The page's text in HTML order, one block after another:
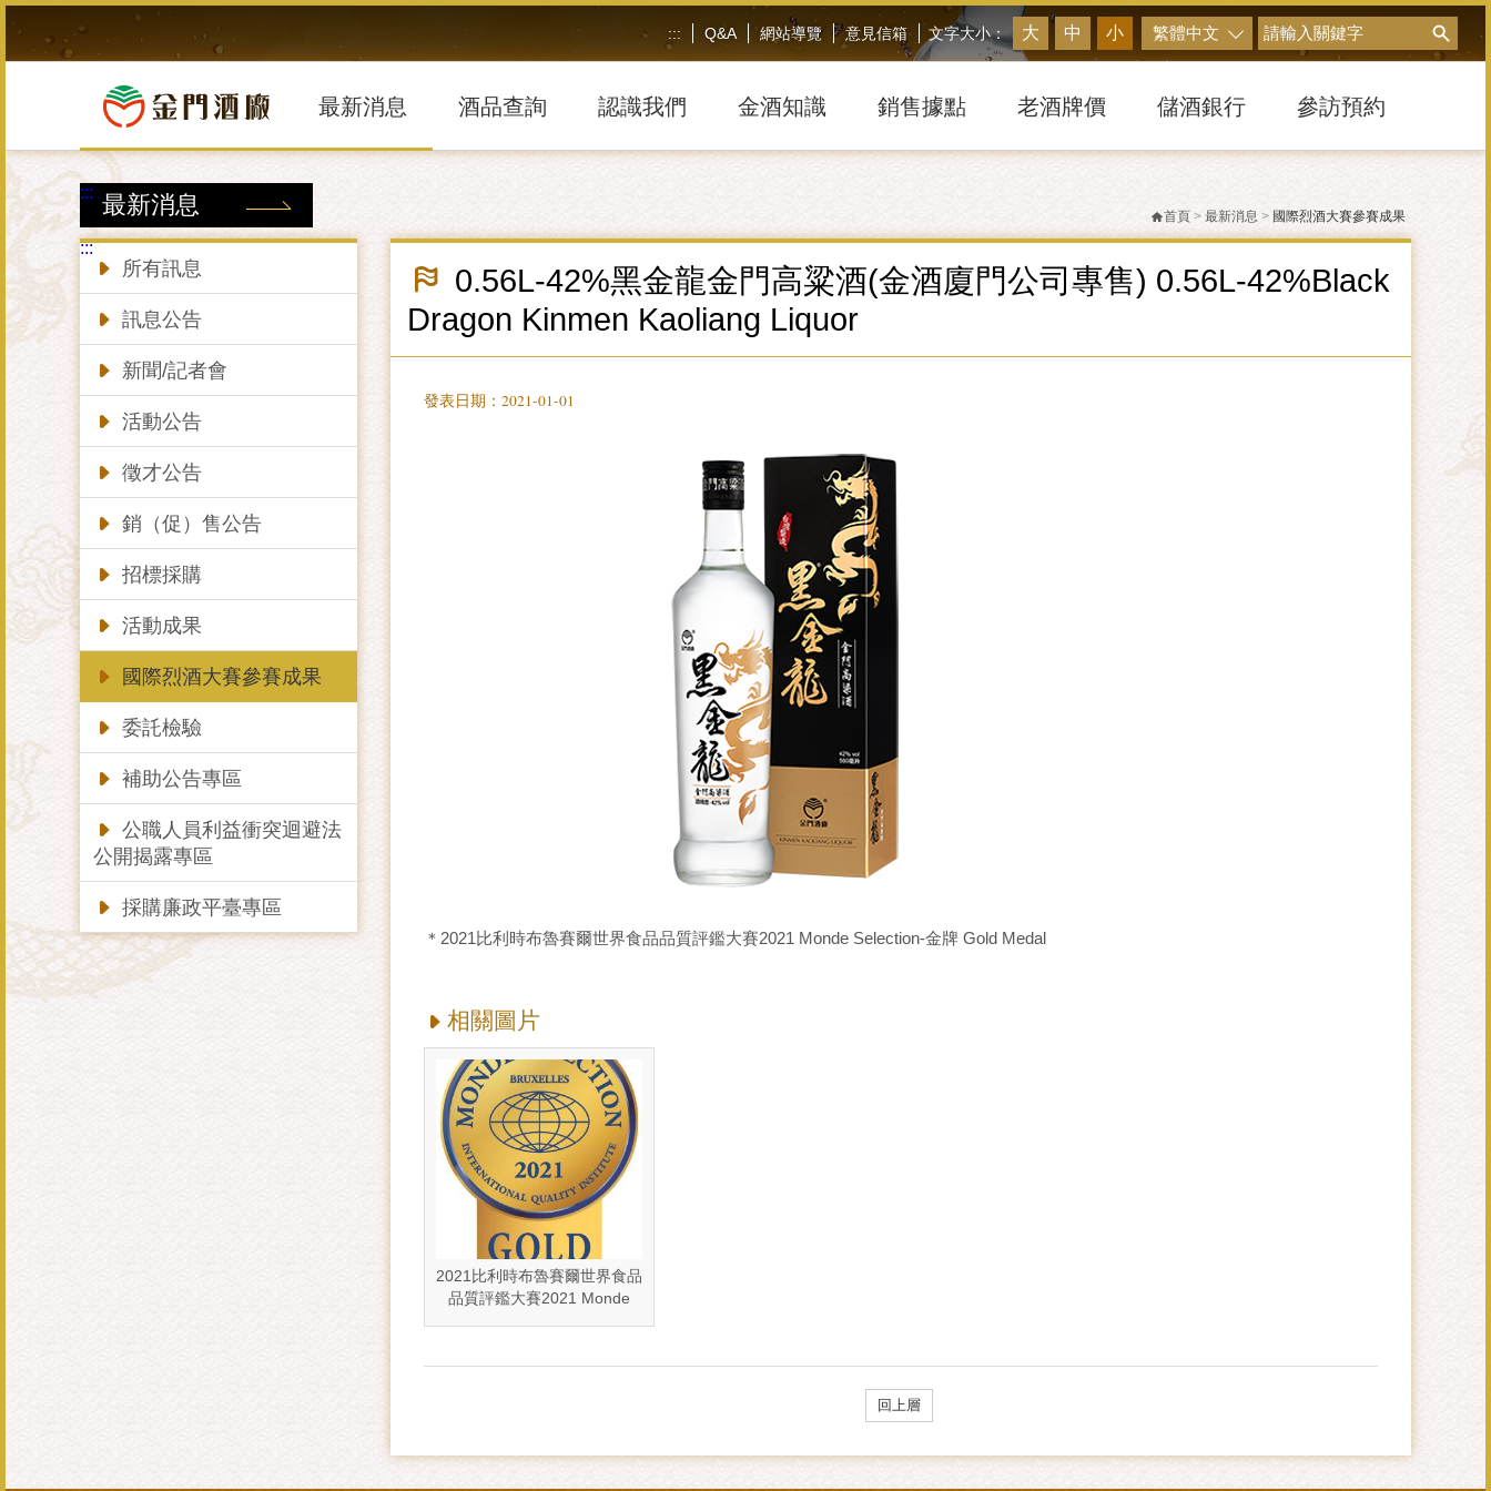
到
塊
搜尋
繁體中文
文字大小： 大 中 小
::: Q&A 網站導覽 意見信箱
最新消息 酒品查詢 認識我們 金酒知識 銷售據點 老酒牌價 儲酒銀行 參訪預約
:::
:::
最新消息
所有訊息
訊息公告
新聞/記者會
活動公告
徵才公告
銷（促）售公告
招標採購
活動成果
國際烈酒大賽參賽成果
委託檢驗
補助公告專區
公職人員利益衝突迴避法
公開揭露專區
採購廉政平臺專區
首頁 > 最新消息 > 國際烈酒大賽參賽成果
0.56L-42%黑金龍金門高粱酒(金酒廈門公司專售) 0.56L-42%Black
Dragon Kinmen Kaoliang Liquor
發表日期：2021-01-01
＊2021比利時布魯賽爾世界食品品質評鑑大賽2021 Monde Selection-金牌 Gold Medal
相關圖片
2021比利時布魯賽爾世界食品
品質評鑑大賽2021 Monde
回上層